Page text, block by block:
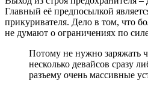
Главный её предпосылкой
прикуривателя. Дело в том, что
не думают о ограничениях по
Потому не нужно заряжать
несколько девайсов сразу
разъему очень массивные